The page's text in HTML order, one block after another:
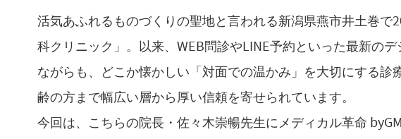
活気あふれるものづくりの聖地と言われる新潟県燕市井土巻で
科クリニック」。以来、WEB問診やLINE予約といった最新の
ながらも、どこか懐かしい「対面での温かみ」を大切にする診
齢の方まで幅広い層から厚い信頼を寄せられています。
今回は、こちらの院長・佐々木崇暢先生にメディカル革命